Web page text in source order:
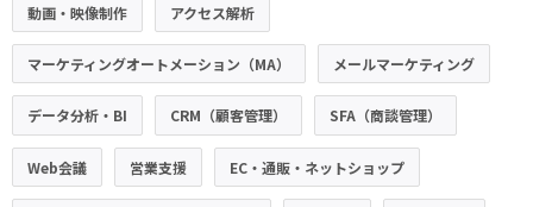
動画・映像制作 アクセス解析
マーケティングオートメーション（MA） メールマーケティング
データ分析・BI CRM（顧客管理） SFA（商談管理）
Web会議 営業支援 EC・通販・ネットショップ